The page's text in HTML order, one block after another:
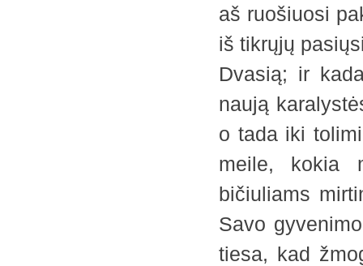
aš ruošiuosi
iš tikrųjų
Dvasią; ir
naują
o tada iki
meile, kokia
bičiuliams
Savo
tiesa, kad